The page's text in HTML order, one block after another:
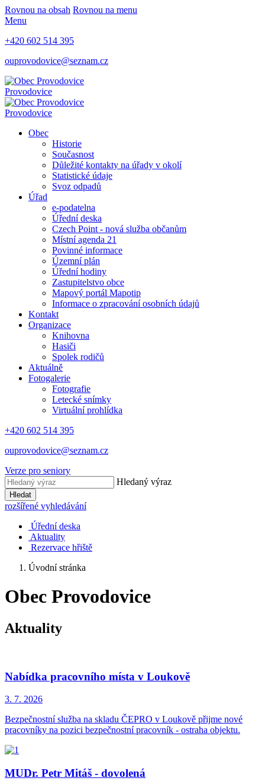
Rovnou na obsah Rovnou na menu
Menu
+420 602 514 395
ouprovodovice@seznam.cz
Provodovice
Provodovice
Obec
Historie
Současnost
Důležité kontakty na úřady v okolí
Statistické údaje
Svoz odpadů
Úřad
e-podatelna
Úřední deska
Czech Point - nová služba občanům
Místní agenda 21
Povinné informace
Územní plán
Úřední hodiny
Zastupitelstvo obce
Mapový portál Mapotip
Informace o zpracování osobních údajů
Kontakt
Organizace
Knihovna
Hasiči
Spolek rodičů
Aktuálně
Fotogalerie
Fotografie
Letecké snímky
Virtuální prohlídka
+420 602 514 395
ouprovodovice@seznam.cz
Verze pro seniory
Hledaný výraz
Hledat
rozšířené vyhledávání
Úřední deska
Aktuality
Rezervace hřiště
Úvodní stránka
Obec Provodovice
Aktuality
Nabídka pracovního místa v Loukově
3. 7. 2026
Bezpečnostní služba na skladu ČEPRO v Loukově přijme nové
pracovníky na pozici bezpečnostní pracovník - ostraha objektu.
MUDr. Petr Mitáš - dovolená